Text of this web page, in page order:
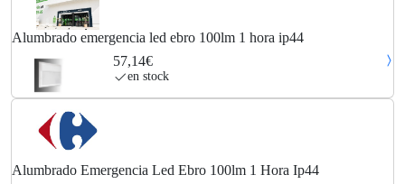
Alumbrado emergencia led ebro 100lm 1 hora ip44
57,14€
en stock
Alumbrado Emergencia Led Ebro 100lm 1 Hora Ip44